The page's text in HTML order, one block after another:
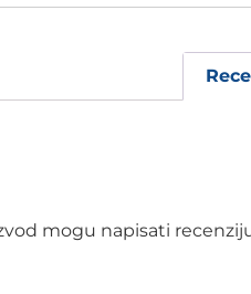
mogu napisati